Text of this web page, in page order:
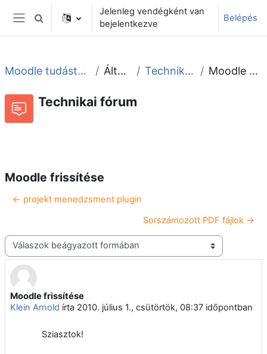
Tovább a fő tartalomhoz
Oldalpanel
Keresési bemeneti adatok váltása
Jelenleg vendégként van
bejelentkezve
Belépés
Moodle tudástár és fórum Általános Technikai fórum Moodle frissítése
Technikai fórum
Moodle frissítése
← projekt menedzsment plugin
Sorszámozott PDF fájlok →
Megjelenítési mód
Moodle frissítése
Klein Arnold írta 2010. július 1., csütörtök, 08:37 időpontban
Válaszok szám: 7
Sziasztok!